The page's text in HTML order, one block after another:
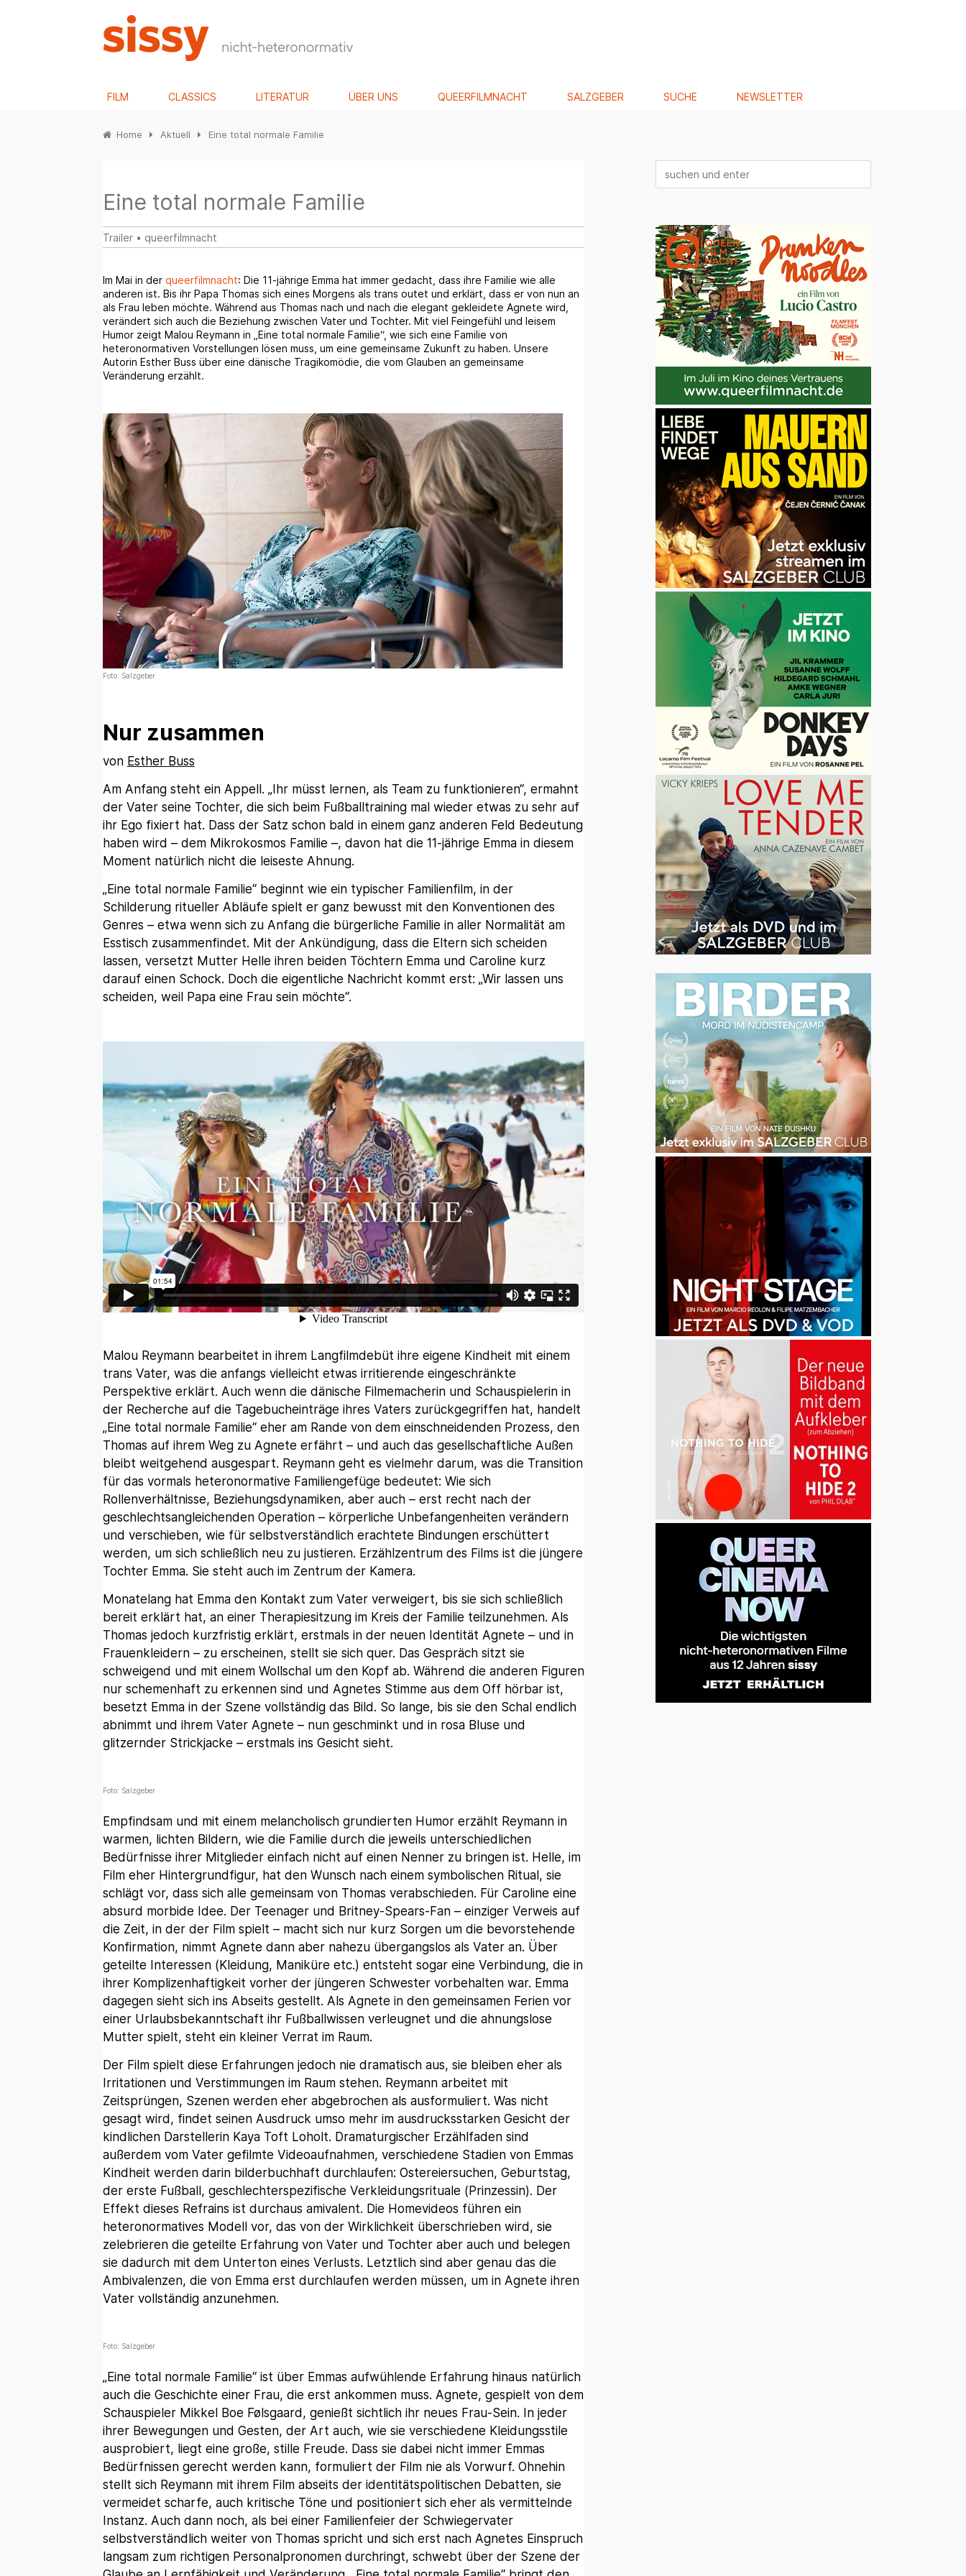
FILM CLASSICS LITERATUR ÜBER UNS QUEERFILMNACHT SALZGEBER SUCHE NEWSLETTER
Home Aktuell Eine total normale Familie
Eine total normale Familie
Trailer• queerfilmnacht
Im Mai in der queerfilmnacht: Die 11-jährige Emma hat immer gedacht, dass ihre Familie wie alle
anderen ist. Bis ihr Papa Thomas sich eines Morgens als trans outet und erklärt, dass er von nun an
als Frau leben möchte. Während aus Thomas nach und nach die elegant gekleidete Agnete wird,
verändert sich auch die Beziehung zwischen Vater und Tochter. Mit viel Feingefühl und leisem
Humor zeigt Malou Reymann in „Eine total normale Familie“, wie sich eine Familie von
heteronormativen Vorstellungen lösen muss, um eine gemeinsame Zukunft zu haben. Unsere
Autorin Esther Buss über eine dänische Tragikomödie, die vom Glauben an gemeinsame
Veränderung erzählt.
Foto: Salzgeber
Nur zusammen
von Esther Buss
Am Anfang steht ein Appell. „Ihr müsst lernen, als Team zu funktionieren“, ermahnt
der Vater seine Tochter, die sich beim Fußballtraining mal wieder etwas zu sehr auf
ihr Ego fixiert hat. Dass der Satz schon bald in einem ganz anderen Feld Bedeutung
haben wird – dem Mikrokosmos Familie –, davon hat die 11-jährige Emma in diesem
Moment natürlich nicht die leiseste Ahnung.
„Eine total normale Familie“ beginnt wie ein typischer Familienfilm, in der
Schilderung ritueller Abläufe spielt er ganz bewusst mit den Konventionen des
Genres – etwa wenn sich zu Anfang die bürgerliche Familie in aller Normalität am
Esstisch zusammenfindet. Mit der Ankündigung, dass die Eltern sich scheiden
lassen, versetzt Mutter Helle ihren beiden Töchtern Emma und Caroline kurz
darauf einen Schock. Doch die eigentliche Nachricht kommt erst: „Wir lassen uns
scheiden, weil Papa eine Frau sein möchte“.
Malou Reymann bearbeitet in ihrem Langfilmdebüt ihre eigene Kindheit mit einem
trans Vater, was die anfangs vielleicht etwas irritierende eingeschränkte
Perspektive erklärt. Auch wenn die dänische Filmemacherin und Schauspielerin in
der Recherche auf die Tagebucheinträge ihres Vaters zurückgegriffen hat, handelt
„Eine total normale Familie“ eher am Rande von dem einschneidenden Prozess, den
Thomas auf ihrem Weg zu Agnete erfährt – und auch das gesellschaftliche Außen
bleibt weitgehend ausgespart. Reymann geht es vielmehr darum, was die Transition
für das vormals heteronormative Familiengefüge bedeutet: Wie sich
Rollenverhältnisse, Beziehungsdynamiken, aber auch – erst recht nach der
geschlechtsangleichenden Operation – körperliche Unbefangenheiten verändern
und verschieben, wie für selbstverständlich erachtete Bindungen erschüttert
werden, um sich schließlich neu zu justieren. Erzählzentrum des Films ist die jüngere
Tochter Emma. Sie steht auch im Zentrum der Kamera.
Monatelang hat Emma den Kontakt zum Vater verweigert, bis sie sich schließlich
bereit erklärt hat, an einer Therapiesitzung im Kreis der Familie teilzunehmen. Als
Thomas jedoch kurzfristig erklärt, erstmals in der neuen Identität Agnete – und in
Frauenkleidern – zu erscheinen, stellt sie sich quer. Das Gespräch sitzt sie
schweigend und mit einem Wollschal um den Kopf ab. Während die anderen Figuren
nur schemenhaft zu erkennen sind und Agnetes Stimme aus dem Off hörbar ist,
besetzt Emma in der Szene vollständig das Bild. So lange, bis sie den Schal endlich
abnimmt und ihrem Vater Agnete – nun geschminkt und in rosa Bluse und
glitzernder Strickjacke – erstmals ins Gesicht sieht.
Foto: Salzgeber
Empfindsam und mit einem melancholisch grundierten Humor erzählt Reymann in
warmen, lichten Bildern, wie die Familie durch die jeweils unterschiedlichen
Bedürfnisse ihrer Mitglieder einfach nicht auf einen Nenner zu bringen ist. Helle, im
Film eher Hintergrundfigur, hat den Wunsch nach einem symbolischen Ritual, sie
schlägt vor, dass sich alle gemeinsam von Thomas verabschieden. Für Caroline eine
absurd morbide Idee. Der Teenager und Britney-Spears-Fan – einziger Verweis auf
die Zeit, in der der Film spielt – macht sich nur kurz Sorgen um die bevorstehende
Konfirmation, nimmt Agnete dann aber nahezu übergangslos als Vater an. Über
geteilte Interessen (Kleidung, Maniküre etc.) entsteht sogar eine Verbindung, die in
ihrer Komplizenhaftigkeit vorher der jüngeren Schwester vorbehalten war. Emma
dagegen sieht sich ins Abseits gestellt. Als Agnete in den gemeinsamen Ferien vor
einer Urlaubsbekanntschaft ihr Fußballwissen verleugnet und die ahnungslose
Mutter spielt, steht ein kleiner Verrat im Raum.
Der Film spielt diese Erfahrungen jedoch nie dramatisch aus, sie bleiben eher als
Irritationen und Verstimmungen im Raum stehen. Reymann arbeitet mit
Zeitsprüngen, Szenen werden eher abgebrochen als ausformuliert. Was nicht
gesagt wird, findet seinen Ausdruck umso mehr im ausdrucksstarken Gesicht der
kindlichen Darstellerin Kaya Toft Loholt. Dramaturgischer Erzählfaden sind
außerdem vom Vater gefilmte Videoaufnahmen, verschiedene Stadien von Emmas
Kindheit werden darin bilderbuchhaft durchlaufen: Ostereiersuchen, Geburtstag,
der erste Fußball, geschlechterspezifische Verkleidungsrituale (Prinzessin). Der
Effekt dieses Refrains ist durchaus amivalent. Die Homevideos führen ein
heteronormatives Modell vor, das von der Wirklichkeit überschrieben wird, sie
zelebrieren die geteilte Erfahrung von Vater und Tochter aber auch und belegen
sie dadurch mit dem Unterton eines Verlusts. Letztlich sind aber genau das die
Ambivalenzen, die von Emma erst durchlaufen werden müssen, um in Agnete ihren
Vater vollständig anzunehmen.
Foto: Salzgeber
„Eine total normale Familie“ ist über Emmas aufwühlende Erfahrung hinaus natürlich
auch die Geschichte einer Frau, die erst ankommen muss. Agnete, gespielt von dem
Schauspieler Mikkel Boe Følsgaard, genießt sichtlich ihr neues Frau-Sein. In jeder
ihrer Bewegungen und Gesten, der Art auch, wie sie verschiedene Kleidungsstile
ausprobiert, liegt eine große, stille Freude. Dass sie dabei nicht immer Emmas
Bedürfnissen gerecht werden kann, formuliert der Film nie als Vorwurf. Ohnehin
stellt sich Reymann mit ihrem Film abseits der identitätspolitischen Debatten, sie
vermeidet scharfe, auch kritische Töne und positioniert sich eher als vermittelnde
Instanz. Auch dann noch, als bei einer Familienfeier der Schwiegervater
selbstverständlich weiter von Thomas spricht und sich erst nach Agnetes Einspruch
langsam zum richtigen Personalpronomen durchringt, schwebt über der Szene der